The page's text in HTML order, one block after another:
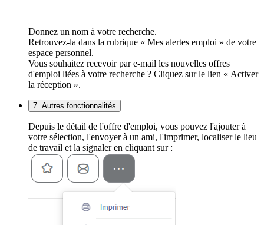
Donnez un nom à votre recherche.
Retrouvez-la dans la rubrique « Mes alertes emploi » de votre
espace personnel.
Vous souhaitez recevoir par e-mail les nouvelles offres
d'emploi liées à votre recherche ? Cliquez sur le lien « Activer
la réception ».
7. Autres fonctionnalités
Depuis le détail de l'offre d'emploi, vous pouvez l'ajouter à
votre sélection, l'envoyer à un ami, l'imprimer, localiser le lieu
de travail et la signaler en cliquant sur :